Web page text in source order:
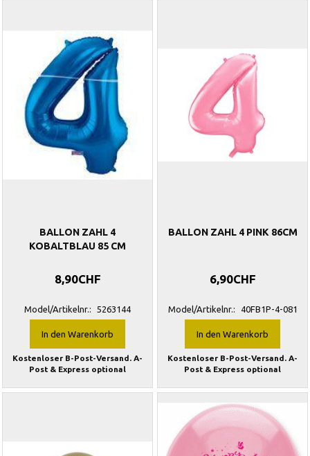
BALLON ZAHL 4
KOBALTBLAU 85 CM
8,90CHF
Model/Artikelnr.: 5263144
In den Warenkorb
Kostenloser B-Post-Versand. A-
Post & Express optional
BALLON ZAHL 4 PINK 86CM
6,90CHF
Model/Artikelnr.: 40FB1P-4-081
In den Warenkorb
Kostenloser B-Post-Versand. A-
Post & Express optional